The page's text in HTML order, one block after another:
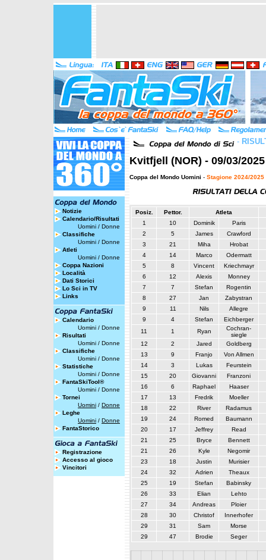
Notizie
Calendario/Risultati
Uomini / Donne
Classifiche
Uomini / Donne
Atleti
Uomini / Donne
Coppa Nazioni
Località
Dati Storici
Lo Sci in TV
Links
Calendario
Uomini / Donne
Risultati
Uomini / Donne
Classifiche
Uomini / Donne
Statistiche
Uomini / Donne
FantaSkiTool®
Uomini / Donne
Tornei
Uomini / Donne
Leghe
Uomini / Donne
FantaStorico
Registrazione
Accesso al gioco
Vincitori
-
Kvitfjell (NOR) - 09/03/
Coppa del Mondo Uomini - Stagione 2024/2025
Posiz. Pettor.
Atleta
1
10 Dominik
Paris
2
5 James
Crawford
3
21 Miha
Hrobat
4
14 Marco
Odermatt
5
8 Vincent
Kriechmayr
6
12 Alexis
Monney
7
7 Stefan
Rogentin
8
27 Jan
Zabystran
9
11 Nils
Allegre
9
4 Stefan
Eichberger
11
1 Ryan
Cochran-
siegle
12
2 Jared
Goldberg
13
9 Franjo
Von Allmen
14
3 Lukas
Feurstein
15
20 Giovanni
Franzoni
16
6 Raphael
Haaser
17
13 Fredrik
Moeller
18
22 River
Radamus
19
24 Romed
Baumann
20
17 Jeffrey
Read
21
25 Bryce
Bennett
21
26 Kyle
Negomir
23
18 Justin
Murisier
24
32 Adrien
Theaux
25
19 Stefan
Babinsky
26
33 Elian
Lehto
27
34 Andreas
Ploier
28
30 Christof
Innerhofer
29
31 Sam
Morse
29
47 Brodie Seger